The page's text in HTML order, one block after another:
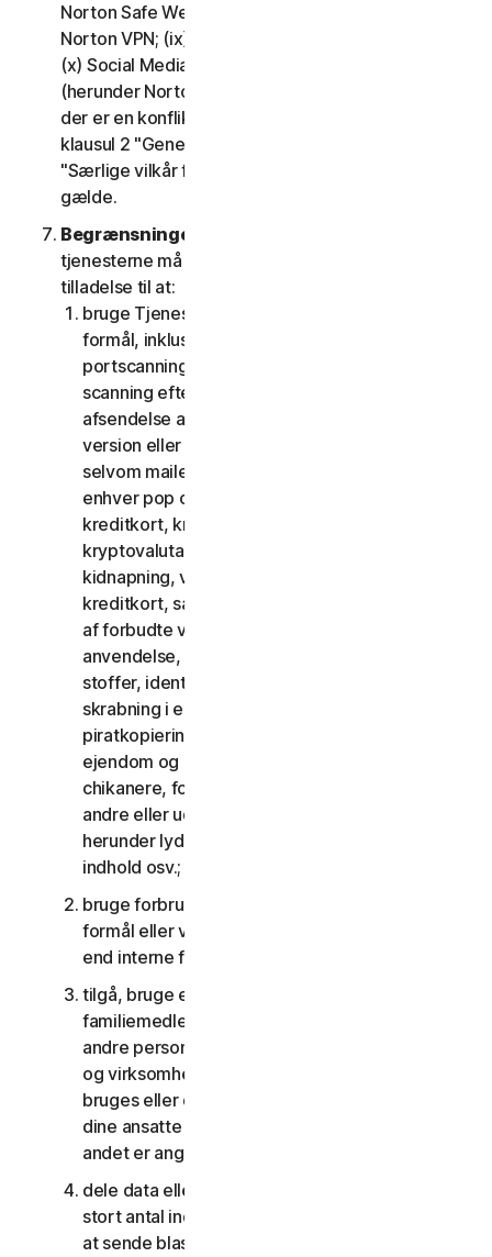
Norton Safe Web; (vii) Norton Small Business; (viii)
Norton VPN; (ix) Supporttjenester til gendannelse;
(x) Social Media Monitoring og (xi) Teknisk support
(herunder Norton Virus Protection Promise). Hvis
der er en konflikt eller uoverensstemmelse mellem
klausul 2 "Generelle tjenestevilkår", og klausul 4
"Særlige vilkår for visse tjenester", vil klausul 4
gælde.
Begrænsninger.
tjenesterne må du ikke, og du må ikke give andre
tilladelse til at:
bruge Tjenesterne til ulovlige eller bedrageriske
formål, inklusive men ikke begrænset til
portscanning, afsendelse af spam og phishing,
scanning efter åbne relæer eller åbne proxies,
afsendelse af uopfordret mail eller enhver
version eller type mail sendt i store mængder,
selvom mailen dirigeres via tredjepartsservere,
enhver pop op-aktivering, brug af stjålne
kreditkort, kreditkortsvindel, økonomisk svig,
kryptovalutabedrageri, cloaking, afpresning,
kidnapning, voldtægt, mord, salg af stjålne
kreditkort, salg af stjålne varer, tilbud eller salg
af forbudte varer til militær brug og dobbelt
anvendelse, tilbud eller salg af kontrollerede
stoffer, identitetstyveri, hacking, pharming,
skrabning i enhver form eller mængde, digital
piratkopiering, overtrædelser af intellektuel
ejendom og andre lignende aktiviteter; eller til at
chikanere, forfølge, true, skade eller overvåge
andre eller udnytte børn på nogen måde,
herunder lyd, video, fotografering, digitalt
indhold osv.;
bruge forbrugertjenesterne til kommercielle
formål eller virksomhedstjenesterne til andet
end interne forretningsformål;
tilgå, bruge eller dele forbrugertjenesterne med
familiemedlemmer, ikke-familiemedlemmer eller
andre personer, der ikke bor sammen med dig,
og virksomhedstjenesterne må ikke tilgås,
bruges eller deles med personer, der ikke er
dine ansatte eller en del af din SV, medmindre
andet er angivet i LSA'en eller dokumentationen;
dele data eller andet indhold med et urimeligt
stort antal individer, herunder uden begrænsning
at sende blast-kommunikation til et stort antal